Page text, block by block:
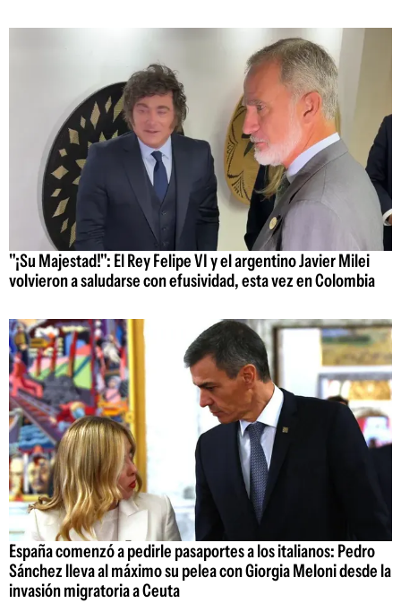
"¡Su Majestad!": El Rey Felipe VI y el argentino Javier Milei
volvieron a saludarse con efusividad, esta vez en Colombia
España comenzó a pedirle pasaportes a los italianos: Pedro
Sánchez lleva al máximo su pelea con Giorgia Meloni desde la
invasión migratoria a Ceuta